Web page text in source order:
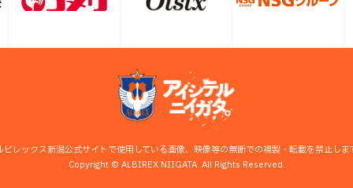
ビレックス新潟公式サイトで使用している画像、映像等の無断での複製・転載を禁止しま
Copyright © ALBIREX NIIGATA. All Rights Reserved.